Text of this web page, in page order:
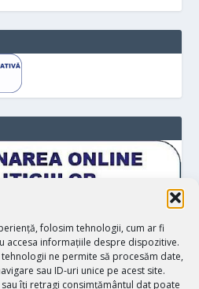
folosim tehnologii, cum ar fi
accesa informațiile despre dispozitive.
ne permite să procesăm date,
sau ID-uri unice pe acest site.
îți retragi consimțământul dat poate